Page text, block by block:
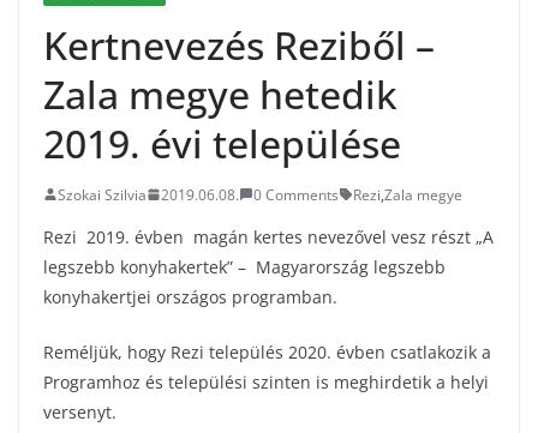
Kertnevezés Reziből –
Zala megye hetedik
2019. évi települése
Szokai Szilvia 2019.06.08. 0 Comments Rezi,Zala megye
Rezi 2019. évben magán kertes nevezővel vesz részt „A
legszebb konyhakertek” – Magyarország legszebb
konyhakertjei országos programban.
Reméljük, hogy Rezi település 2020. évben csatlakozik a
Programhoz és települési szinten is meghirdetik a helyi
versenyt.